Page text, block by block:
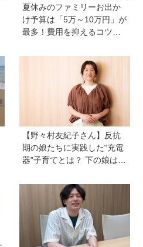
夏休みのファミリーお出か
け予算は「5万～10万円」が
最多！費用を抑えるコツ
【HugKum総研】
【野々村友紀子さん】反抗
期の娘たちに実践した“充電
器”子育てとは？ 下の娘は小
入りまーす」と宣言！